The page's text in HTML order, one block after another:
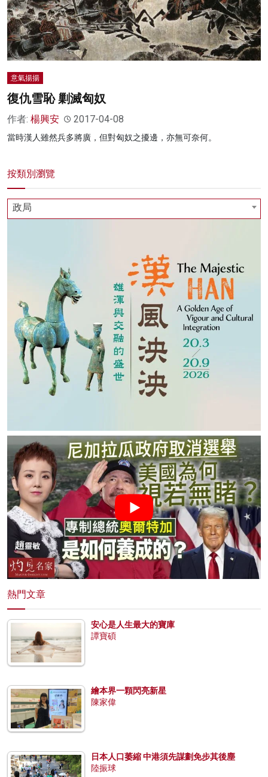
意氣揚揚
復仇雪恥 剿滅匈奴
作者: 楊興安 2017-04-08
當時漢人雖然兵多將廣，但對匈奴之擾邊，亦無可奈何。
按類別瀏覽
政局
熱門文章
安心是人生最大的寶庫
譚寶碩
繪本界一顆閃亮新星
陳家偉
日本人口萎縮 中港須先謀劃免步其後塵
陸振球